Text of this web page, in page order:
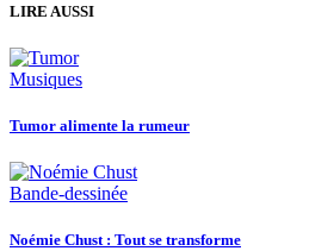
LIRE AUSSI
Musiques
Tumor alimente la rumeur
Bande-dessinée
Noémie Chust : Tout se transforme